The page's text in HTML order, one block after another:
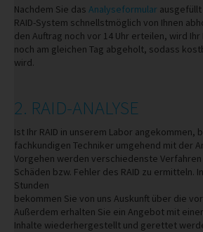
Nachdem Sie das Analyseformular ausgefüllt
RAID-System schnellstmöglich von Ihnen
den Auftrag noch vor 14 Uhr erteilen, wird
noch am gleichen Tag abgeholt, sodass
wird.
2. RAID-ANALYSE
Ist Ihr RAID in unserem Labor angekommen,
fachkundigen Techniker umgehend mit der
Vorgehen werden verschiedenste
Schäden bzw. Fehler des RAID zu ermitteln.
Stunden
bekommen Sie von uns Auskunft über die
Außerdem erhalten Sie ein Angebot mit
Inhalte wiederhergestellt und gerettet